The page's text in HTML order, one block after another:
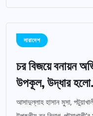
সারাদেশ
চর বিজয়ে বনায়ন
উপকূল, উদ্ধার
আসাদুল্লাহ হাসান মুসা,